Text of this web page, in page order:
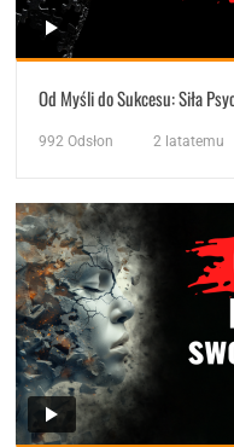
Od Myśli do Sukcesu: Siła
992 Odsłon 2 latatemu